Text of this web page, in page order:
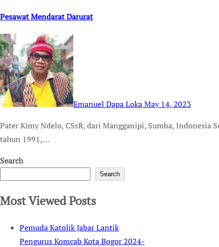
Pesawat Mendarat Darurat
Emanuel Dapa LokaMay 14, 2023
Pater Kimy Ndelo, CSsR, dari Mangganipi, Sumba, Indonesia Selatan Sebuah pesawat Air Canada, Boeing 767, pada
tahun 1991,…
Search
Search
Most Viewed Posts
Pemuda Katolik Jabar Lantik
Pengurus Komcab Kota Bogor 2024-